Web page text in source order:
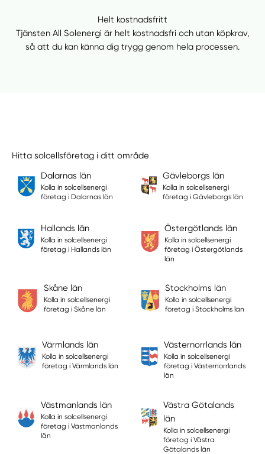
Helt kostnadsfritt
Tjänsten All Solenergi är helt kostnadsfri och utan köpkrav,
så att du kan känna dig trygg genom hela processen.
Hitta solcellsföretag i ditt område
Dalarnas län
Kolla in solcellsenergi
företag i Dalarnas län
Gävleborgs län
Kolla in solcellsenergi
företag i Gävleborgs län
Hallands län
Kolla in solcellsenergi
företag i Hallands län
Östergötlands län
Kolla in solcellsenergi
företag i Östergötlands
län
Skåne län
Kolla in solcellsenergi
företag i Skåne län
Stockholms län
Kolla in solcellsenergi
företag i Stockholms län
Värmlands län
Kolla in solcellsenergi
företag i Värmlands län
Västernorrlands län
Kolla in solcellsenergi
företag i Västernorrlands
län
Västmanlands län
Kolla in solcellsenergi
företag i Västmanlands
län
Västra Götalands
län
Kolla in solcellsenergi
företag i Västra
Götalands län